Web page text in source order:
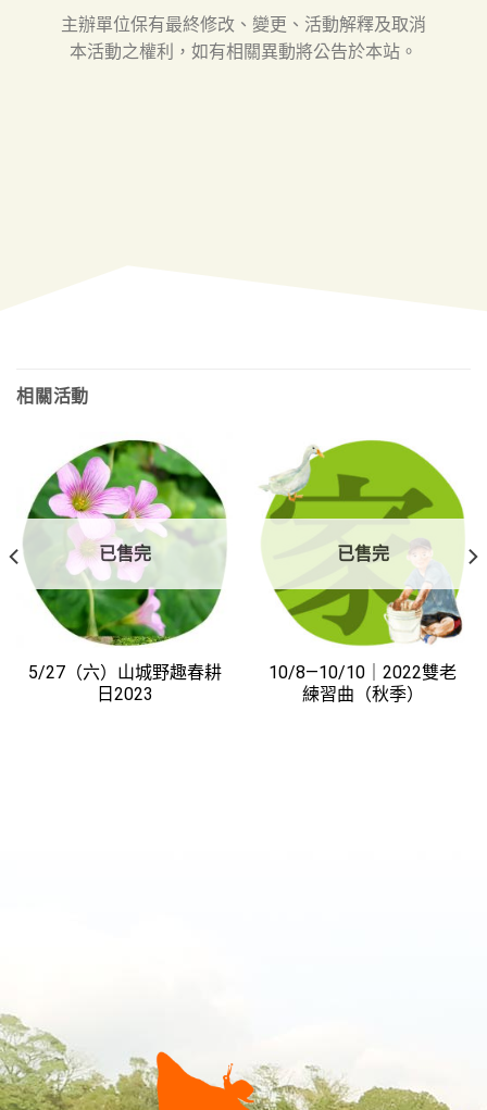
主辦單位保有最終修改、變更、活動解釋及取消
本活動之權利，如有相關異動將公告於本站。
相關活動
已售完
5/27（六）山城野趣春耕
日2023
已售完
10/8—10/10｜2022雙老
練習曲（秋季）